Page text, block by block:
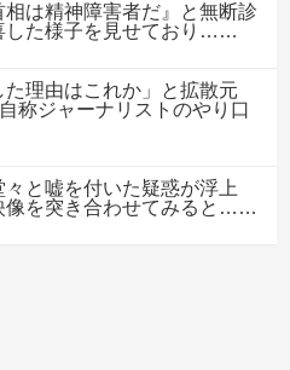
は精神障害者だ』と無断診
した様子を見せており……
た理由はこれか」と拡散元
称ジャーナリストのやり口
と嘘を付いた疑惑が浮上
像を突き合わせてみると……